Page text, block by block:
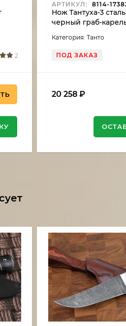
2
АРТИКУЛ: 8114-
Нож Тантуха-3
черный граб-
Категория: Танто
ПОД ЗАКАЗ
20 258₽